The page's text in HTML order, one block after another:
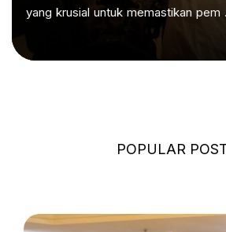
yang krusial untuk memastikan pem
POPULAR